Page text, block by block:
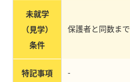
未就学
（見学）
条件
保護者と同数まで
特記事項 -